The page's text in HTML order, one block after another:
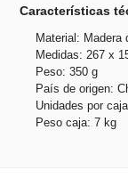
Características
Material: Madera
Medidas: 267 x
Peso: 350 g
País de origen:
Unidades por
Peso caja: 7 kg